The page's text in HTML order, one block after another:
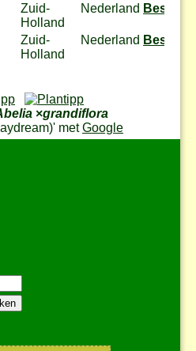
Zuid-
Holland
Nederland Bestel
Zuid-
Holland
Nederland Bestel
×grandiflora
' metGoogle